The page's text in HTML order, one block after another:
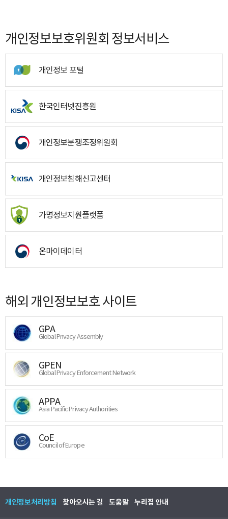
개인정보보호위원회 정보서비스
개인정보 포털
한국인터넷진흥원
개인정보분쟁조정위원회
개인정보침해신고센터
가명정보지원플랫폼
온마이데이터
해외 개인정보보호 사이트
GPA
Global Privacy Assembly
GPEN
Global Privacy Enforcement Network
APPA
Asia Pacific Privacy Authorities
CoE
Council of Europe
개인정보처리방침 찾아오시는 길 도움말 누리집 안내